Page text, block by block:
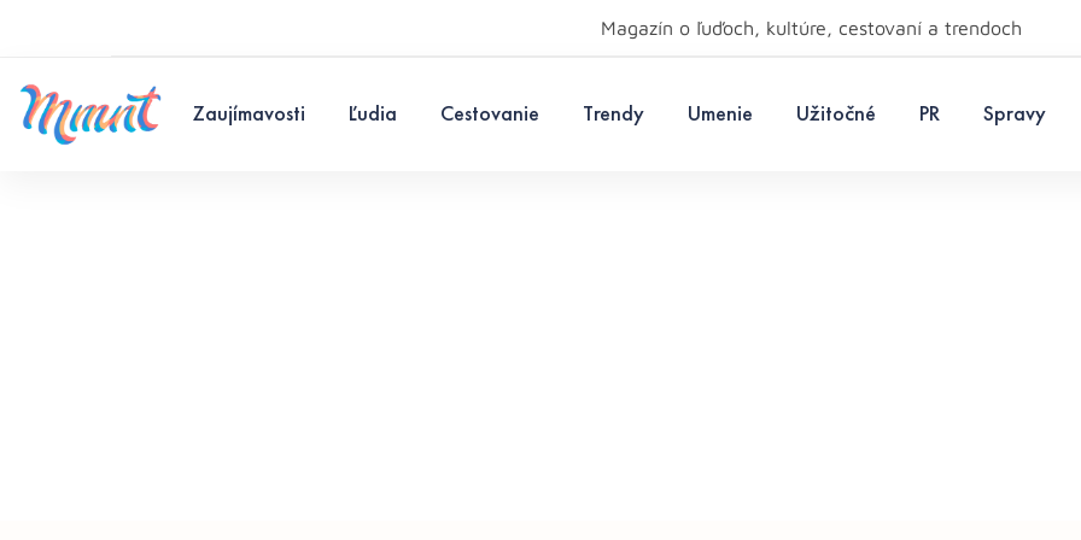
Magazín o ľuďoch, kultúre, cestovaní a trendoch
Zaujímavosti Ľudia Cestovanie Trendy Umenie Užitočné PR Spravy